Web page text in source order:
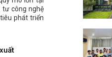
mô lớn tại
tư công nghệ
phát triển